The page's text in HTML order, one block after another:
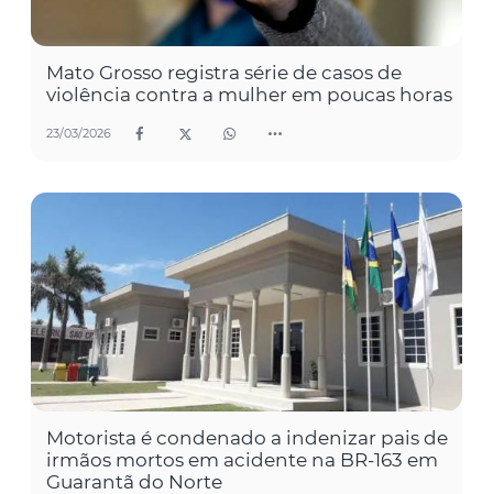
Mato Grosso registra série de casos de
violência contra a mulher em poucas horas
23/03/2026
Motorista é condenado a indenizar pais de
irmãos mortos em acidente na BR-163 em
Guarantã do Norte